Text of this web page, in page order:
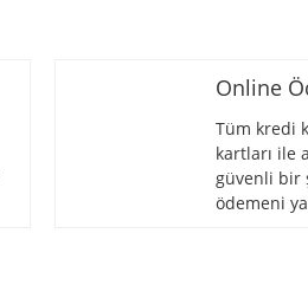
Online
Tüm kredi
kartları ile
güvenli bir
ödemeni